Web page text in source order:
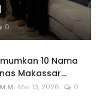
0
10 Nama
Makassar...
Mei 13, 2026 0